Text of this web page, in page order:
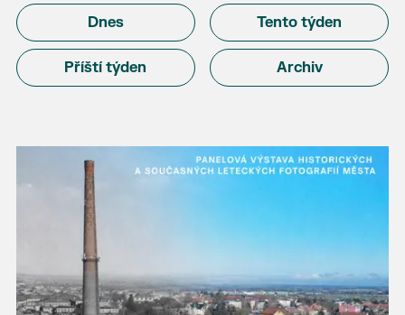
Dnes Tento týden
Příští týden Archiv